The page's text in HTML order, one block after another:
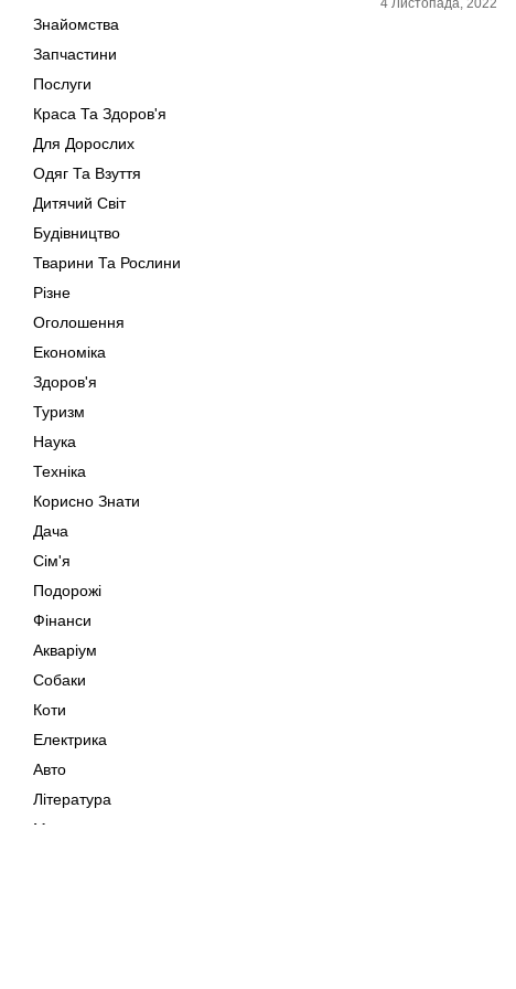
Знайомства
Запчастини
Послуги
Краса Та Здоров'я
Для Дорослих
Одяг Та Взуття
Дитячий Світ
Будівництво
Тварини Та Рослини
Різне
Оголошення
Економіка
Здоров'я
Туризм
Наука
Техніка
Корисно Знати
Дача
Сім'я
Подорожі
Фінанси
Акваріум
Собаки
Коти
Електрика
Авто
Література
Музика
4 Листопада, 2022